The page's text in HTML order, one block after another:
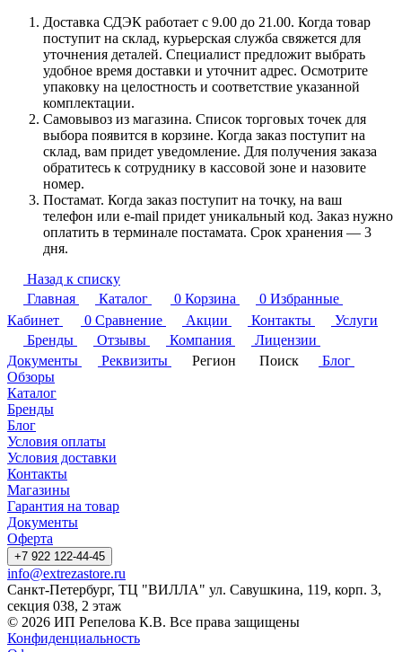
Доставка СДЭК работает с 9.00 до 21.00. Когда товар
поступит на склад, курьерская служба свяжется для
уточнения деталей. Специалист предложит выбрать
удобное время доставки и уточнит адрес. Осмотрите
упаковку на целостность и соответствие указанной
комплектации.
Самовывоз из магазина. Список торговых точек для
выбора появится в корзине. Когда заказ поступит на
склад, вам придет уведомление. Для получения заказа
обратитесь к сотруднику в кассовой зоне и назовите
номер.
Постамат. Когда заказ поступит на точку, на ваш
телефон или e-mail придет уникальный код. Заказ нужно
оплатить в терминале постамата. Срок хранения — 3
дня.
Назад к списку
Главная
Каталог 0 Корзина 0 Избранные
Кабинет
0 Сравнение Акции Контакты
Услуги
Бренды
Отзывы Компания
Лицензии
Документы
Реквизиты Регион Поиск
Блог
Обзоры
Каталог
Бренды
Блог
Условия оплаты
Условия доставки
Контакты
Магазины
Гарантия на товар
Документы
Оферта
+7 922 122-44-45
info@extrezastore.ru
Санкт-Петербург, ТЦ "ВИЛЛА" ул. Савушкина, 119, корп. 3,
секция 038, 2 этаж
© 2026 ИП Репелова К.В. Все права защищены
Конфиденциальность